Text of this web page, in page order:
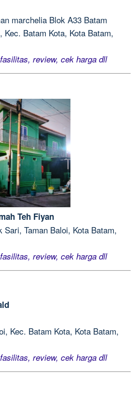
marchelia Blok A33 Batam
Kec. Batam Kota, Kota Batam,
review, cek harga dll
Teh Fiyan
Taman Baloi, Kota Batam,
review, cek harga dll
Kec. Batam Kota, Kota Batam,
review, cek harga dll